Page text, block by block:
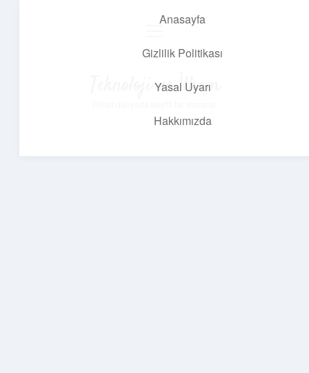
Anasayfa
Gizlilik Politikası
Yasal Uyarı
Hakkımızda
Teknoloji ve İlham